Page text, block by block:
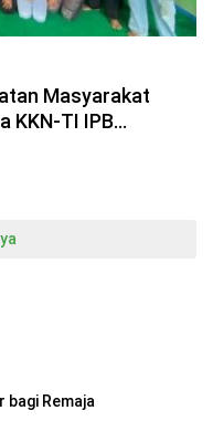
Masyarakat
KKN-TI IPB
bagi Remaja